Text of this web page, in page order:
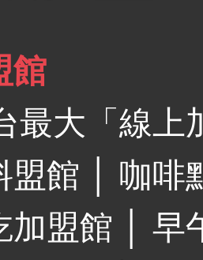
館
最大「線上
盟館
咖啡
加盟館
早